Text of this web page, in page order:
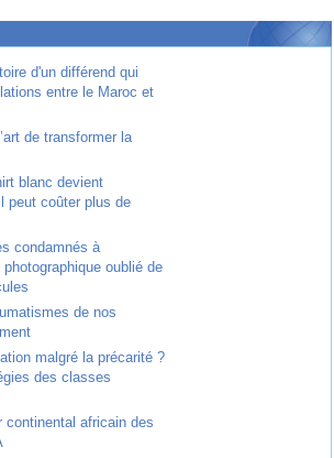
d'un différend qui
entre le Maroc et
de transformer la
blanc devient
peut coûter plus de
condamnés à
oublié de
de nos
malgré la précarité ?
des classes
continental africain des